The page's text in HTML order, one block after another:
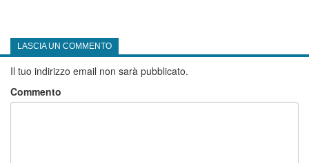
LASCIA UN COMMENTO
Il tuo indirizzo email non sarà pubblicato.
Commento